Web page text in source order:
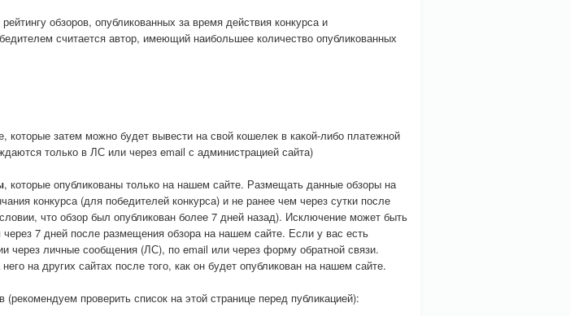
обзоров, опубликованных за время действия конкурса и
считается автор, имеющий наибольшее количество опубликованных
затем можно будет вывести на свой кошелек в какой-либо платежной
только в ЛС или через email с администрацией сайта)
, которые опубликованы только на нашем сайте. Размещать данные обзоры на
конкурса (для победителей конкурса) и не ранее чем через сутки после
что обзор был опубликован более 7 дней назад). Исключение может быть
7 дней после размещения обзора на нашем сайте. Если у вас есть
через личные сообщения (ЛС), по email или через форму обратной связи.
на других сайтах после того, как он будет опубликован на нашем сайте.
проверить список на этой странице перед публикацией):